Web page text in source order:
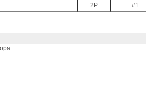
2P #1